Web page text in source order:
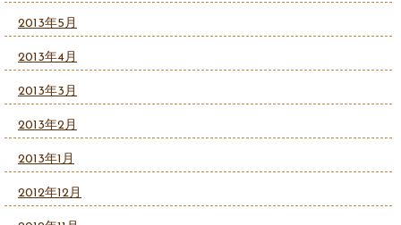
2013年5月
2013年4月
2013年3月
2013年2月
2013年1月
2012年12月